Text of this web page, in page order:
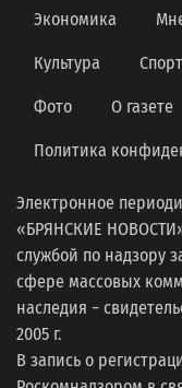
Экономика
Культура Спорт
Фото О газете
Политика
Электронное
«БРЯНСКИЕ
службой по надзору
сфере массовых
наследия −
2005 г.
В запись о